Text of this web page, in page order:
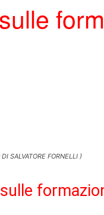
SALVATORE FORNELLI )